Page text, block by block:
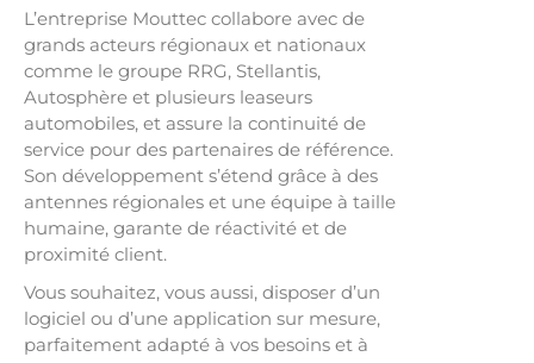
L’entreprise Mouttec collabore avec de
grands acteurs régionaux et nationaux
comme le groupe RRG, Stellantis,
Autosphère et plusieurs leaseurs
automobiles, et assure la continuité de
service pour des partenaires de référence.
Son développement s’étend grâce à des
antennes régionales et une équipe à taille
humaine, garante de réactivité et de
proximité client.
Vous souhaitez, vous aussi, disposer d’un
logiciel ou d’une application sur mesure,
parfaitement adapté à vos besoins et à